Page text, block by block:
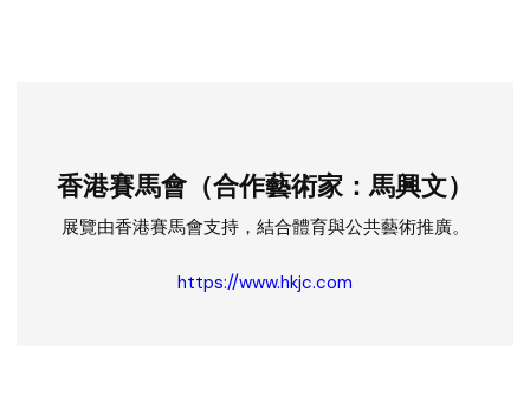
香港賽馬會（合作藝術家：馬興文）
展覽由香港賽馬會支持，結合體育與公共藝術推廣。
https://www.hkjc.com